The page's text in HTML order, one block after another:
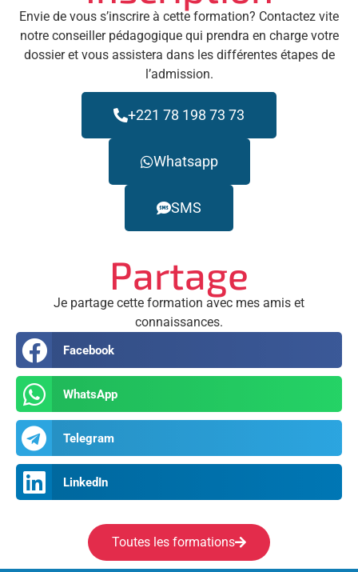
Envie de vous s’inscrire à cette formation? Contactez vite
notre conseiller pédagogique qui prendra en charge votre
dossier et vous assistera dans les différentes étapes de
l’admission.
+221 78 198 73 73
Whatsapp
SMS
Partage
Je partage cette formation avec mes amis et
connaissances.
Facebook
WhatsApp
Telegram
LinkedIn
Toutes les formations